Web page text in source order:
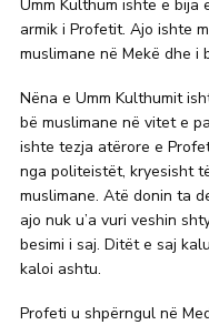
Umm Kulthum ishte e bija
armik i Profetit. Ajo ishte
muslimane në Mekë dhe i
Nëna e Umm Kulthumit
bë muslimane në vitet e
ishte tezja atërore e
nga politeistët, kryesisht
muslimane. Atë donin ta
ajo nuk u’a vuri veshin
besimi i saj. Ditët e saj
kaloi ashtu.
Profeti u shpërngul në